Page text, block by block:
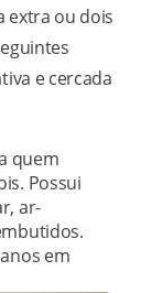
extra ou dois
e cercada
quem
Possui
ar-
em